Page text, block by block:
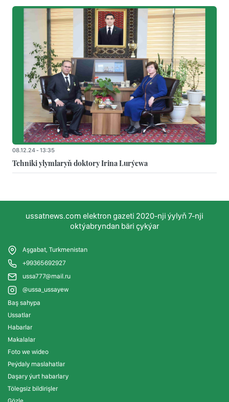
08.12.24 - 13:35
Tehniki ylymlaryň doktory Irina Lurýewa
ussatnews.com elektron gazeti 2020-nji ýylyň 7-nji
oktýabryndan bäri çykýar
Aşgabat, Turkmenistan
+99365692927
ussa777@mail.ru
@ussa_ussayew
Baş sahypa
Ussatlar
Habarlar
Makalalar
Foto we wideo
Peýdaly maslahatlar
Daşary ýurt habarlary
Tölegsiz bildirişler